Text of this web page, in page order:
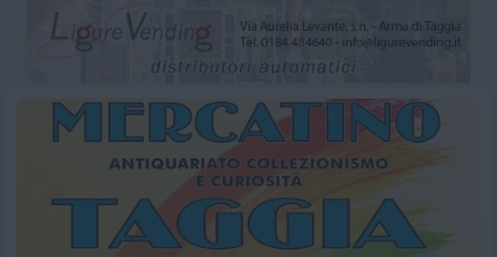
FILTRI EVENTI
CATEGORIE EVENTI
BimbiCinemaCorsiCucinaCultura Disco
MercatiniMusicaSagraSpettacoloSport